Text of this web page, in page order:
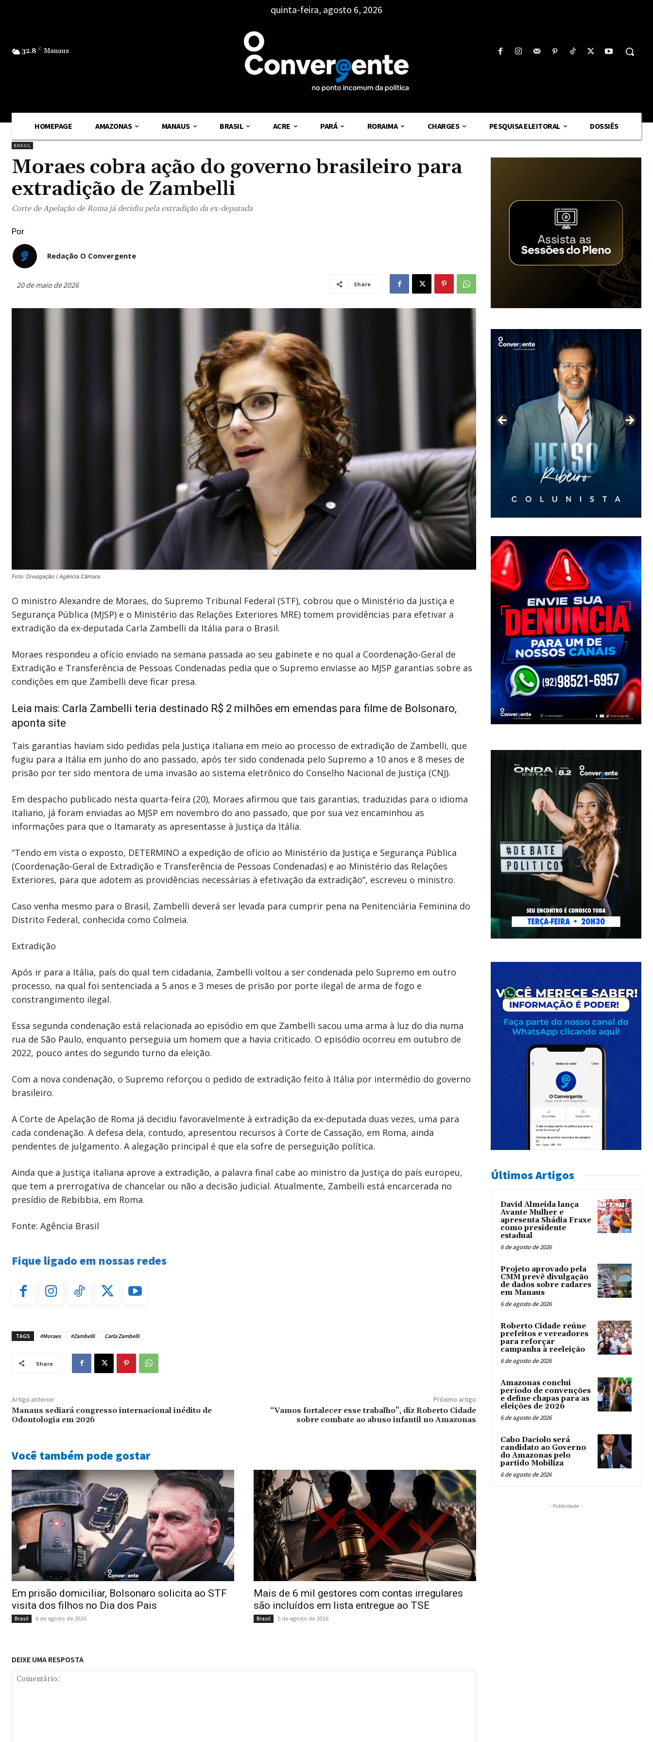
32.8 C Manaus
quinta-feira, agosto 6, 2026
HOMEPAGE AMAZONAS MANAUS BRASIL ACRE PARÁ RORAIMA CHARGES PESQUISA ELEITORAL DOSSIÊS
BRASIL
Moraes cobra ação do governo brasileiro para
extradição de Zambelli
Corte de Apelação de Roma já decidiu pela extradição da ex-deputada
Por
Redação O Convergente
20 de maio de 2026 Share
Foto: Divulgação / Agência Câmara
O ministro Alexandre de Moraes, do Supremo Tribunal Federal (STF), cobrou que o Ministério da Justiça e
Segurança Pública (MJSP) e o Ministério das Relações Exteriores MRE) tomem providências para efetivar a
extradição da ex-deputada Carla Zambelli da Itália para o Brasil.
Moraes respondeu a ofício enviado na semana passada ao seu gabinete e no qual a Coordenação-Geral de
Extradição e Transferência de Pessoas Condenadas pedia que o Supremo enviasse ao MJSP garantias sobre as
condições em que Zambelli deve ficar presa.
Leia mais: Carla Zambelli teria destinado R$ 2 milhões em emendas para filme de Bolsonaro,
aponta site
Tais garantias haviam sido pedidas pela Justiça italiana em meio ao processo de extradição de Zambelli, que
fugiu para a Itália em junho do ano passado, após ter sido condenada pelo Supremo a 10 anos e 8 meses de
prisão por ter sido mentora de uma invasão ao sistema eletrônico do Conselho Nacional de Justiça (CNJ).
Em despacho publicado nesta quarta-feira (20), Moraes afirmou que tais garantias, traduzidas para o idioma
italiano, já foram enviadas ao MJSP em novembro do ano passado, que por sua vez encaminhou as
informações para que o Itamaraty as apresentasse à Justiça da Itália.
“Tendo em vista o exposto, DETERMINO a expedição de ofício ao Ministério da Justiça e Segurança Pública
(Coordenação-Geral de Extradição e Transferência de Pessoas Condenadas) e ao Ministério das Relações
Exteriores, para que adotem as providências necessárias à efetivação da extradição”, escreveu o ministro.
Caso venha mesmo para o Brasil, Zambelli deverá ser levada para cumprir pena na Penitenciária Feminina do
Distrito Federal, conhecida como Colmeia.
Extradição
Após ir para a Itália, país do qual tem cidadania, Zambelli voltou a ser condenada pelo Supremo em outro
processo, na qual foi sentenciada a 5 anos e 3 meses de prisão por porte ilegal de arma de fogo e
constrangimento ilegal.
Essa segunda condenação está relacionada ao episódio em que Zambelli sacou uma arma à luz do dia numa
rua de São Paulo, enquanto perseguia um homem que a havia criticado. O episódio ocorreu em outubro de
2022, pouco antes do segundo turno da eleição.
Com a nova condenação, o Supremo reforçou o pedido de extradição feito à Itália por intermédio do governo
brasileiro.
A Corte de Apelação de Roma já decidiu favoravelmente à extradição da ex-deputada duas vezes, uma para
cada condenação. A defesa dela, contudo, apresentou recursos à Corte de Cassação, em Roma, ainda
pendentes de julgamento. A alegação principal é que ela sofre de perseguição política.
Ainda que a Justiça italiana aprove a extradição, a palavra final cabe ao ministro da Justiça do país europeu,
que tem a prerrogativa de chancelar ou não a decisão judicial. Atualmente, Zambelli está encarcerada no
presídio de Rebibbia, em Roma.
Fonte: Agência Brasil
Fique ligado em nossas redes
TAGS #Moraes #Zambelli Carla Zambelli
Share
Artigo anterior
Manaus sediará congresso internacional inédito de
Odontologia em 2026
Próximo artigo
“Vamos fortalecer esse trabalho”, diz Roberto Cidade
sobre combate ao abuso infantil no Amazonas
Você também pode gostar
Em prisão domiciliar, Bolsonaro solicita ao STF
visita dos filhos no Dia dos Pais
Brasil 6 de agosto de 2026
Mais de 6 mil gestores com contas irregulares
são incluídos em lista entregue ao TSE
Brasil 5 de agosto de 2026
DEIXE UMA RESPOSTA
Últimos Artigos
David Almeida lança
Avante Mulher e
apresenta Shádia Fraxe
como presidente
estadual
6 de agosto de 2026
Projeto aprovado pela
CMM prevê divulgação
de dados sobre radares
em Manaus
6 de agosto de 2026
Roberto Cidade reúne
prefeitos e vereadores
para reforçar
campanha à reeleição
6 de agosto de 2026
Amazonas conclui
período de convenções
e define chapas para as
eleições de 2026
6 de agosto de 2026
Cabo Daciolo será
candidato ao Governo
do Amazonas pelo
partido Mobiliza
6 de agosto de 2026
- Publicidade -